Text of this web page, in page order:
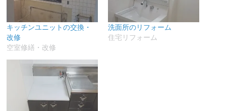
キッチンユニットの交換・
改修
空室修繕・改修
洗面所のリフォーム
住宅リフォーム